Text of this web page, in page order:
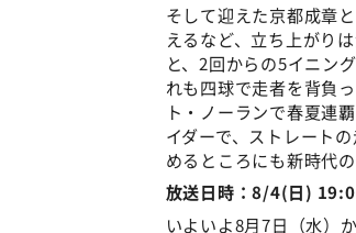
そして迎えた京都成章
えるなど、立ち上がり
と、2回からの5イニン
れも四球で走者を背負
ト・ノーランで春夏連
イダーで、ストレート
めるところにも新時代
放送日時：8/4(日)
いよいよ8月7日（水）